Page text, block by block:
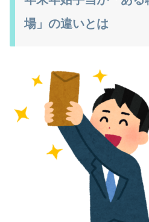
場」の違いとは